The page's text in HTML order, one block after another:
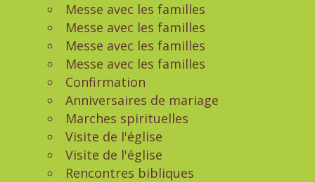
Messe avec les familles
Messe avec les familles
Messe avec les familles
Messe avec les familles
Confirmation
Anniversaires de mariage
Marches spirituelles
Visite de l'église
Visite de l'église
Rencontres bibliques